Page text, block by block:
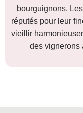
bourguignons.
réputés pour leur
vieillir
des vignerons